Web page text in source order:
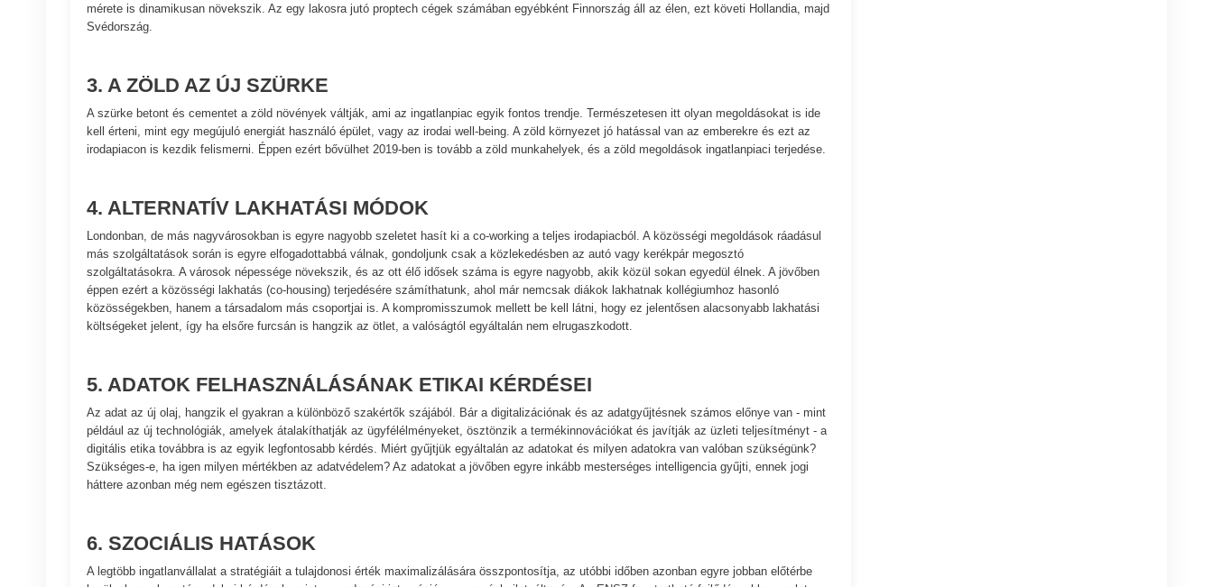
mérete is dinamikusan növekszik. Az egy lakosra jutó proptech cégek számában egyébként Finnország áll az élen, ezt követi Hollandia, majd
Svédország.
3. A ZÖLD AZ ÚJ SZÜRKE
A szürke betont és cementet a zöld növények váltják, ami az ingatlanpiac egyik fontos trendje. Természetesen itt olyan megoldásokat is ide
kell érteni, mint egy megújuló energiát használó épület, vagy az irodai well-being. A zöld környezet jó hatással van az emberekre és ezt az
irodapiacon is kezdik felismerni. Éppen ezért bővülhet 2019-ben is tovább a zöld munkahelyek, és a zöld megoldások ingatlanpiaci terjedése.
4. ALTERNATÍV LAKHATÁSI MÓDOK
Londonban, de más nagyvárosokban is egyre nagyobb szeletet hasít ki a co-working a teljes irodapiacból. A közösségi megoldások ráadásul
más szolgáltatások során is egyre elfogadottabbá válnak, gondoljunk csak a közlekedésben az autó vagy kerékpár megosztó
szolgáltatásokra. A városok népessége növekszik, és az ott élő idősek száma is egyre nagyobb, akik közül sokan egyedül élnek. A jövőben
éppen ezért a közösségi lakhatás (co-housing) terjedésére számíthatunk, ahol már nemcsak diákok lakhatnak kollégiumhoz hasonló
közösségekben, hanem a társadalom más csoportjai is. A kompromisszumok mellett be kell látni, hogy ez jelentősen alacsonyabb lakhatási
költségeket jelent, így ha elsőre furcsán is hangzik az ötlet, a valóságtól egyáltalán nem elrugaszkodott.
5. ADATOK FELHASZNÁLÁSÁNAK ETIKAI KÉRDÉSEI
Az adat az új olaj, hangzik el gyakran a különböző szakértők szájából. Bár a digitalizációnak és az adatgyűjtésnek számos előnye van - mint
például az új technológiák, amelyek átalakíthatják az ügyfélélményeket, ösztönzik a termékinnovációkat és javítják az üzleti teljesítményt - a
digitális etika továbbra is az egyik legfontosabb kérdés. Miért gyűjtjük egyáltalán az adatokat és milyen adatokra van valóban szükségünk?
Szükséges-e, ha igen milyen mértékben az adatvédelem? Az adatokat a jövőben egyre inkább mesterséges intelligencia gyűjti, ennek jogi
háttere azonban még nem egészen tisztázott.
6. SZOCIÁLIS HATÁSOK
A legtöbb ingatlanvállalat a stratégiáit a tulajdonosi érték maximalizálására összpontosítja, az utóbbi időben azonban egyre jobban előtérbe